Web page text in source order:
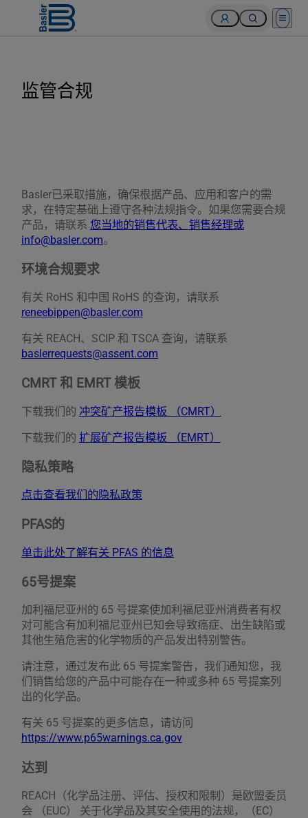
Open
监管合规
Basler已采取措施，确保根据产品、应用和客户的需
求，在特定基础上遵守各种法规指令。如果您需要合规
产品，请联系 您当地的销售代表、销售经理或
info@basler.com。
环境合规要求
有关 RoHS 和中国 RoHS 的查询，请联系
reneebippen@basler.com
有关 REACH、SCIP 和 TSCA 查询，请联系
baslerrequests@assent.com
CMRT 和 EMRT 模板
下载我们的 冲突矿产报告模板 （CMRT）
下载我们的 扩展矿产报告模板 （EMRT）
隐私策略
点击查看我们的隐私政策
PFAS的
单击此处了解有关 PFAS 的信息
65号提案
加利福尼亚州的 65 号提案使加利福尼亚州消费者有权
对可能含有加利福尼亚州已知会导致癌症、出生缺陷或
其他生殖危害的化学物质的产品发出特别警告。
请注意，通过发布此 65 号提案警告，我们通知您，我
们销售给您的产品中可能存在一种或多种 65 号提案列
出的化学品。
有关 65 号提案的更多信息，请访问
https://www.p65warnings.ca.gov
达到
REACH（化学品注册、评估、授权和限制）是欧盟委员
会 （EUC） 关于化学品及其安全使用的法规，（EC）